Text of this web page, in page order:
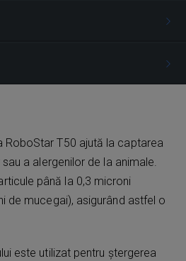
RoboStar T50 ajută la captarea
a alergenilor de la animale.
până la 0,3 microni
de mucegai), asigurând astfel o
este utilizat pentru ștergerea